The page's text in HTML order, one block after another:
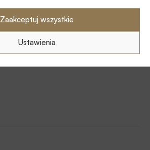
Zaakceptuj wszystkie
Ustawienia